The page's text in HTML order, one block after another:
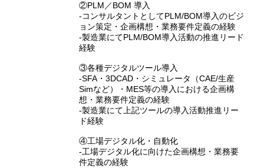
②PLM／BOM 導入
‐コンサルタントとしてPLM/BOM導入のビジ
ョン策定・企画構想・業務要件定義の経験
‐製造業にてPLM/BOM導入活動の推進リード
経験
③各種デジタルツール導入
‐SFA・3DCAD・シミュレータ（CAE/生産
Simなど）・MES等の導入における企画構
想・業務要件定義の経験
‐製造業にて上記ツールの導入活動推進リー
ド経験
④工場デジタル化・自動化
‐工場デジタル化に向けた企画構想・業務要
件定義の経験